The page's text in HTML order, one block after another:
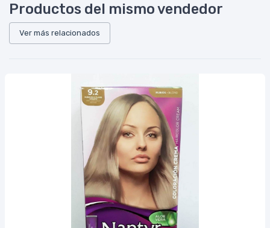
Productos del mismo vendedor
Ver más relacionados